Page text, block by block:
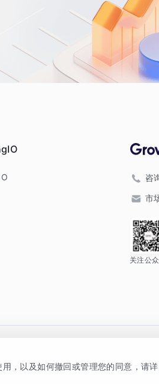
咨
市
关注公
，以及如何撤回或管理您的同意，请